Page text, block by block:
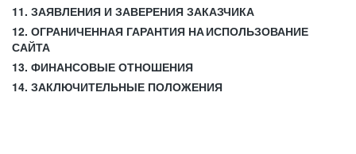
11. ЗАЯВЛЕНИЯ И ЗАВЕРЕНИЯ ЗАКАЗЧИКА
12. ОГРАНИЧЕННАЯ ГАРАНТИЯ НА ИСПОЛЬЗОВАНИЕ
САЙТА
13. ФИНАНСОВЫЕ ОТНОШЕНИЯ
14. ЗАКЛЮЧИТЕЛЬНЫЕ ПОЛОЖЕНИЯ